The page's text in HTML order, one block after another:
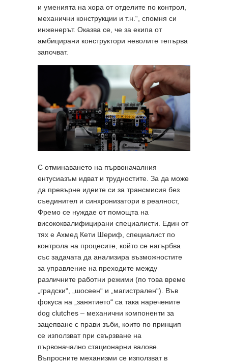
и уменията на хора от отделите по контрол,
механични конструкции и т.н.“, спомня си
инженерът. Оказва се, че за екипа от
амбицирани конструктори неволите тепърва
започват.
С отминаването на първоначалния
ентусиазъм идват и трудностите. За да може
да превърне идеите си за трансмисия без
съединител и синхронизатори в реалност,
Фремо се нуждае от помощта на
висококвалифицирани специалисти. Един от
тях е Ахмед Кети Шериф, специалист по
контрола на процесите, който се нагърбва
със задачата да анализира възможностите
за управление на преходите между
различните работни режими (по това време
„градски“, „шосеен“ и „магистрален“). Във
фокуса на „занятието“ са така наречените
dog clutches – механични компоненти за
зацепване с прави зъби, които по принцип
се използват при свързване на
първоначално стационарни валове.
Въпросните механизми се използват в